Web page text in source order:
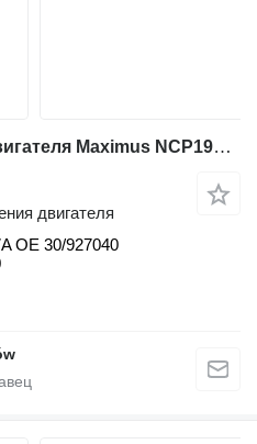
Радиатор охлаждения двигателя Maximus NCP1947A для телескопического погрузчика JCB 536-70 540-140 531-70 533-105 535-95 536-60 536-70 540-170 541-70 550-140
двигателя
OE 30/927040